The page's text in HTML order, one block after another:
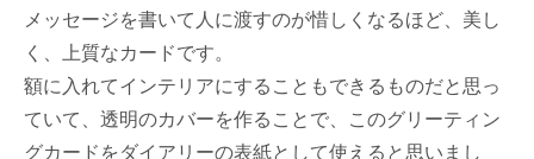
メッセージを書いて人に渡すのが惜しくなるほど、美し
く、上質なカードです。
額に入れてインテリアにすることもできるものだと思っ
ていて、透明のカバーを作ることで、このグリーティン
グカードをダイアリーの表紙として使えると思いまし